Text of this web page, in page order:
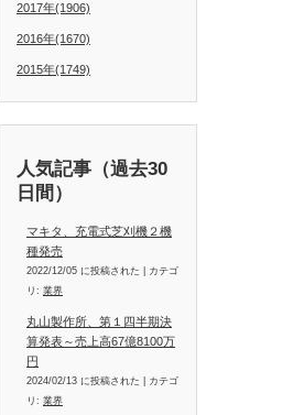
2017年(1906)
2016年(1670)
2015年(1749)
人気記事（過去30
日間）
マキタ、充電式芝刈機２機
種発売
2022/12/05 に投稿された
カテゴ
リ: 業界
丸山製作所、第１四半期決
算発表～売上高67億8100万
円
2024/02/13 に投稿された
カテゴ
リ: 業界